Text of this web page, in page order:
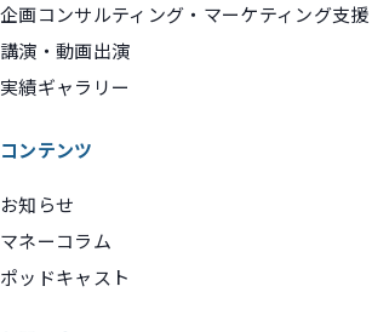
企画コンサルティング・マーケティング支援
講演・動画出演
実績ギャラリー
コンテンツ
お知らせ
マネーコラム
ポッドキャスト